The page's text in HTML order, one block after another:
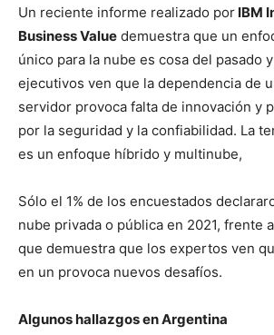
Un reciente informe realizado por IBM
Business Value demuestra que un
único para la nube es cosa del pasado
ejecutivos ven que la dependencia de
servidor provoca falta de innovación y
por la seguridad y la confiabilidad. La
es un enfoque híbrido y multinube,
Sólo el 1% de los encuestados
nube privada o pública en 2021, frente
que demuestra que los expertos ven
en un provoca nuevos desafíos.
Algunos hallazgos en Argentina